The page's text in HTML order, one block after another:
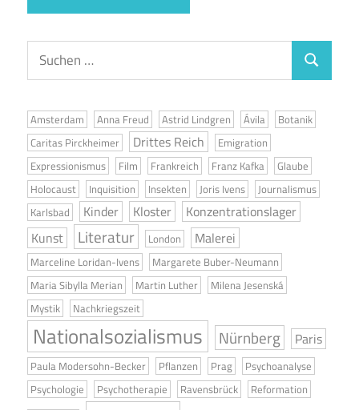
Suchen
nach:
Suchen
Amsterdam Anna Freud Astrid Lindgren Ávila
Botanik
Caritas Pirckheimer
Drittes Reich
Emigration
Expressionismus
Film Frankreich Franz Kafka
Glaube
Holocaust
Inquisition Insekten Joris Ivens
Journalismus
Karlsbad
Kinder Kloster
Konzentrationslager
Kunst
Literatur London Malerei
Marceline Loridan-Ivens
Margarete Buber-Neumann
Maria Sibylla Merian
Martin Luther
Milena Jesenská
Mystik
Nachkriegszeit
Nationalsozialismus Nürnberg Paris
Paula Modersohn-Becker Pflanzen Prag
Psychoanalyse
Psychologie
Psychotherapie Ravensbrück Reformation